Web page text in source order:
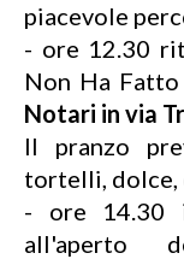
piacevole
- ore 12.30
Non Ha
Notari in via
Il pranzo
tortelli, dolce,
- ore 14.30
all'aperto